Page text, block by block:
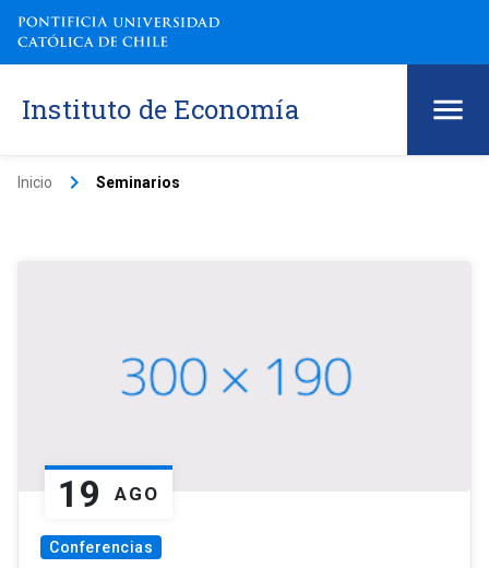
Instituto de Economía
Inicio keyboard_arrow_right Seminarios
19 AGO
Conferencias